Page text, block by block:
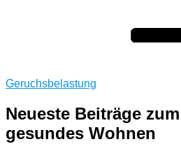
Geruchsbelastung
Neueste Beiträge
gesundes Wohnen